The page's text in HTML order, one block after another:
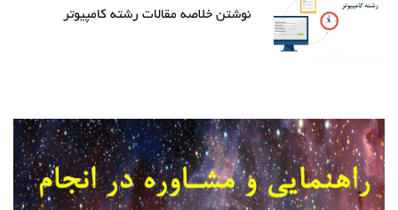
نوشتن خلاصه مقالات رشته کامپیوتر